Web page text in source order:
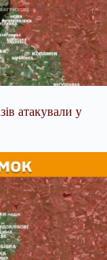
атакували у